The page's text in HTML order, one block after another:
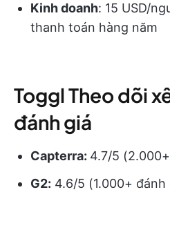
Kinh doanh: 15 USD/
thanh toán hàng năm
Toggl Theo dõi
đánh giá
Capterra: 4.7/5
G2: 4.6/5 (1.000+ đánh